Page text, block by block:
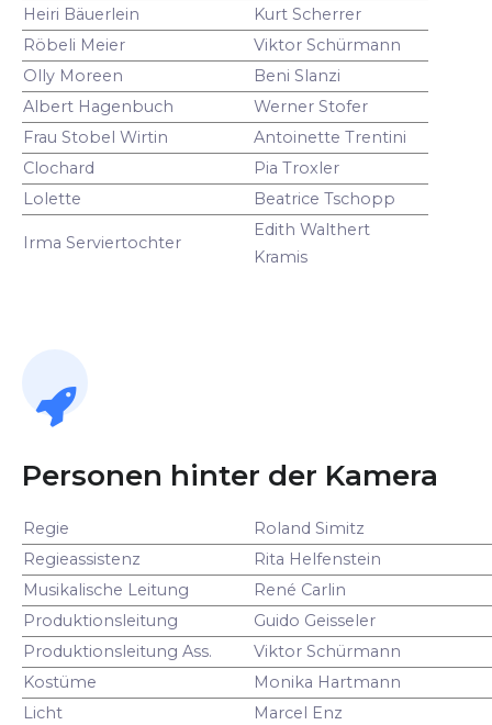
Heiri Bäuerlein
Kurt Scherrer
Röbeli Meier
Viktor Schürmann
Olly Moreen
Beni Slanzi
Albert Hagenbuch
Werner Stofer
Frau Stobel Wirtin
Antoinette Trentini
Clochard
Pia Troxler
Lolette
Beatrice Tschopp
Irma Serviertochter
Edith Walthert
Kramis
Personen hinter der Kamera
Regie
Roland Simitz
Regieassistenz
Rita Helfenstein
Musikalische Leitung
René Carlin
Produktionsleitung
Guido Geisseler
Produktionsleitung Ass.
Viktor Schürmann
Kostüme
Monika Hartmann
Licht
Marcel Enz